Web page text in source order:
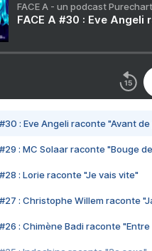
FACE A - un podcast
FACE A #30 : Eve
#30 : Eve Angeli raconte "Avant
#29 : MC Solaar raconte "Bouge
#28 : Lorie raconte "Je vais vite"
#27 : Christophe Willem raconte
#26 : Chimène Badi raconte